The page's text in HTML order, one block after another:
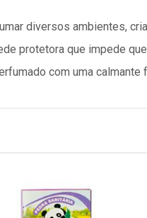
diversos ambientes,
protetora que impede
com uma calmante